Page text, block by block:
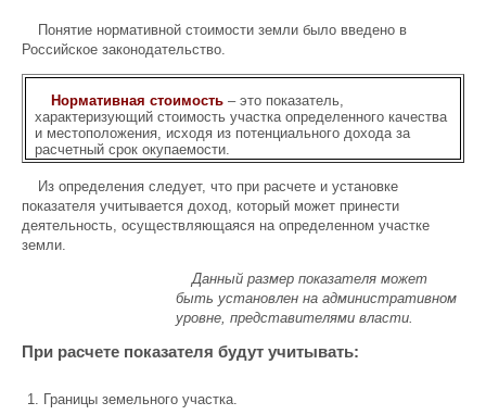
Понятие нормативной стоимости земли было введено в
Российское законодательство.
Нормативная стоимость– это показатель,
характеризующий стоимость участка определенного качества
и местоположения, исходя из потенциального дохода за
расчетный срок окупаемости.
Из определения следует, что при расчете и установке
показателя учитывается доход, который может принести
деятельность, осуществляющаяся на определенном участке
земли.
Данный размер показателя может
быть установлен на административном
уровне, представителями власти.
При расчете показателя будут учитывать:
Границы земельного участка.